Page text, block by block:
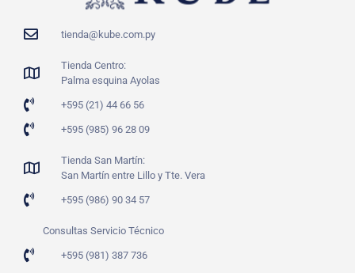
tienda@kube.com.py
Tienda Centro:
Palma esquina Ayolas
+595 (21) 44 66 56
+595 (985) 96 28 09
Tienda San Martín:
San Martín entre Lillo y Tte. Vera
+595 (986) 90 34 57
Consultas Servicio Técnico
+595 (981) 387 736